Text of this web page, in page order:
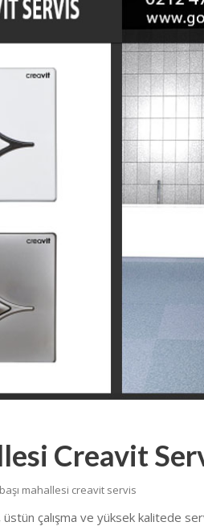
Creavit
mahallesi creavit servis
üstün çalışma ve yüksek kalitede